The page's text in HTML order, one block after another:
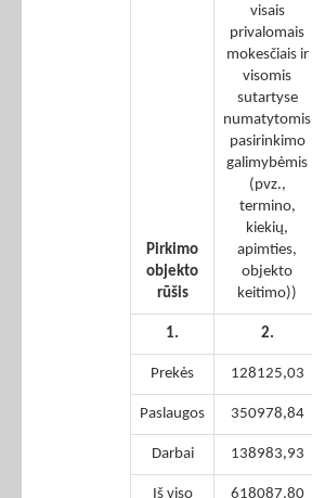
Pirkimo
objekto
rūšis
visais
privalomais
mokesčiais ir
visomis
sutartyse
numatytomis
pasirinkimo
galimybėmis
(pvz.,
termino,
kiekių,
apimties,
objekto
keitimo))
1. 2.
Prekės 128125,03
Paslaugos 350978,84
Darbai 138983,93
Iš viso 618087,80